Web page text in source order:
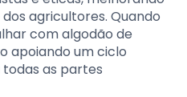
agricultores. Quando
com algodão de
apoiando um ciclo
as partes